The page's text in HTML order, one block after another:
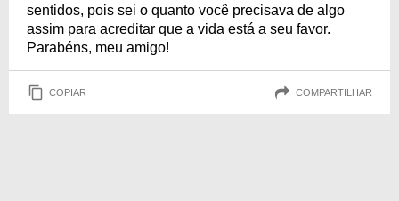
sentidos, pois sei o quanto você precisava de algo
assim para acreditar que a vida está a seu favor.
Parabéns, meu amigo!
COPIAR COMPARTILHAR